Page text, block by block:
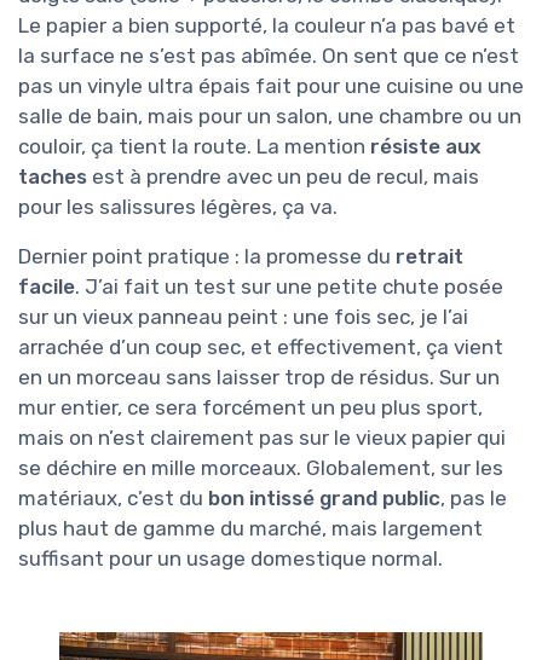
Le papier a bien supporté, la couleur n’a pas bavé et
la surface ne s’est pas abîmée. On sent que ce n’est
pas un vinyle ultra épais fait pour une cuisine ou une
salle de bain, mais pour un salon, une chambre ou un
couloir, ça tient la route. La mention résiste aux
taches est à prendre avec un peu de recul, mais
pour les salissures légères, ça va.
Dernier point pratique : la promesse du retrait
facile. J’ai fait un test sur une petite chute posée
sur un vieux panneau peint : une fois sec, je l’ai
arrachée d’un coup sec, et effectivement, ça vient
en un morceau sans laisser trop de résidus. Sur un
mur entier, ce sera forcément un peu plus sport,
mais on n’est clairement pas sur le vieux papier qui
se déchire en mille morceaux. Globalement, sur les
matériaux, c’est du bon intissé grand public, pas le
plus haut de gamme du marché, mais largement
suffisant pour un usage domestique normal.